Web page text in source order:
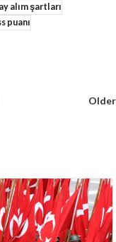
alım şartları
puanı
Older